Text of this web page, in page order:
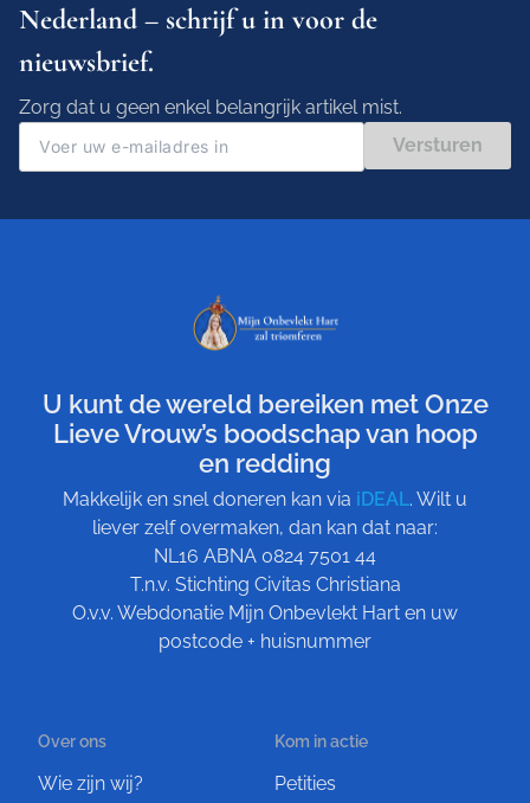
Nederland – schrijf u in voor de
nieuwsbrief.
Zorg dat u geen enkel belangrijk artikel mist.
Versturen
U kunt de wereld bereiken met Onze
Lieve Vrouw’s boodschap van hoop
en redding
Makkelijk en snel doneren kan via iDEAL. Wilt u
liever zelf overmaken, dan kan dat naar:
NL16 ABNA 0824 7501 44
T.n.v. Stichting Civitas Christiana
O.v.v. Webdonatie Mijn Onbevlekt Hart en uw
postcode + huisnummer
Over ons
Wie zijn wij?
Kom in actie
Petities